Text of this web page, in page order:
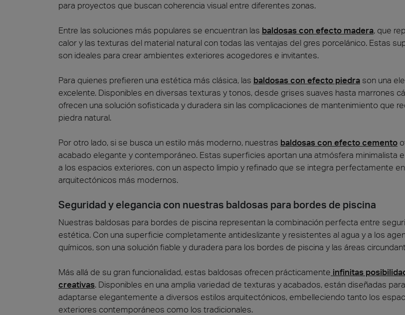
para proyectos que buscan coherencia visual entre diferentes zonas.
Entre las soluciones más populares se encuentran las baldosas con efecto madera, que
calor y las texturas del material natural con todas las ventajas del gres porcelánico. Estas
son ideales para crear ambientes exteriores acogedores e invitantes.
Para quienes prefieren una estética más clásica, las baldosas con efecto piedra son una
excelente. Disponibles en diversas texturas y tonos, desde grises suaves hasta marrones
ofrecen una solución sofisticada y duradera sin las complicaciones de mantenimiento que
piedra natural.
Por otro lado, si se busca un estilo más moderno, nuestras baldosas con efecto cemento
acabado elegante y contemporáneo. Estas superficies aportan una atmósfera minimalista
a los espacios exteriores, con un aspecto limpio y refinado que se integra perfectamente
arquitectónicos más modernos.
Seguridad y elegancia con nuestras baldosas para bordes de piscina
Nuestras baldosas para bordes de piscina representan la combinación perfecta entre
estética. Con una superficie completamente antideslizante y resistentes al agua y a los
químicos, son una solución fiable y duradera para los bordes de piscina y las áreas
Más allá de su gran funcionalidad, estas baldosas ofrecen prácticamente infinitas
creativas. Disponibles en una amplia variedad de texturas y acabados, están diseñadas para
adaptarse elegantemente a diversos estilos arquitectónicos, embelleciendo tanto los
exteriores contemporáneos como los tradicionales.